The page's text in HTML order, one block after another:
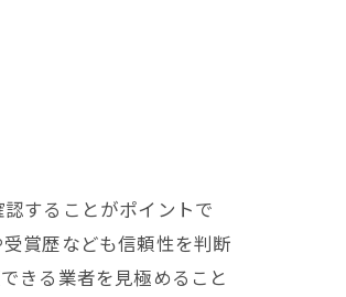
することがポイントで
賞歴なども信頼性を判断
きる業者を見極めること